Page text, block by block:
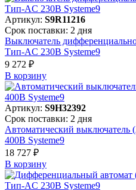
Артикул: S9R11216
Срок поставки: 2 дня
Выключатель
Тип-AC 230В Systeme9
9 272 ₽
В корзинy
Артикул: S9H32392
Срок поставки: 2 дня
Автоматический
400В Systeme9
18 727 ₽
В корзинy